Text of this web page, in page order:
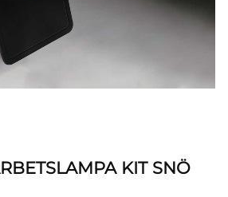
KIT SNÖ